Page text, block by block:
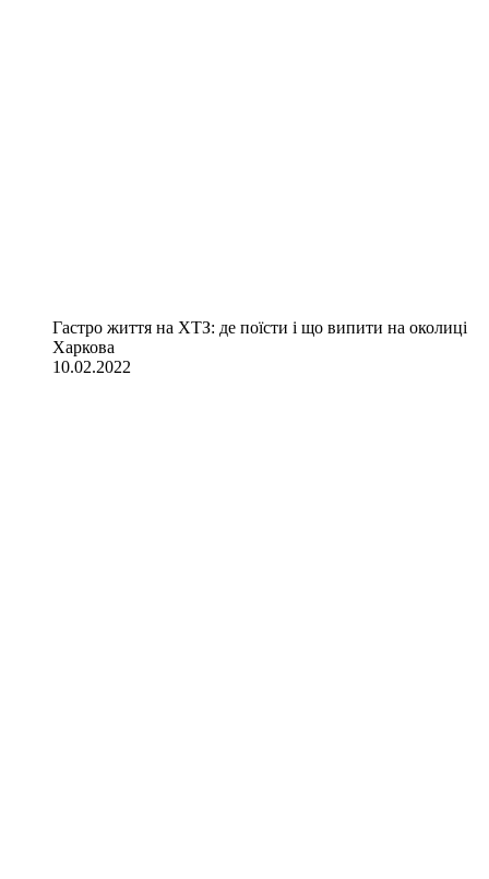
Гастро життя на ХТЗ: де поїсти і що випити на околиці
Харкова
10.02.2022